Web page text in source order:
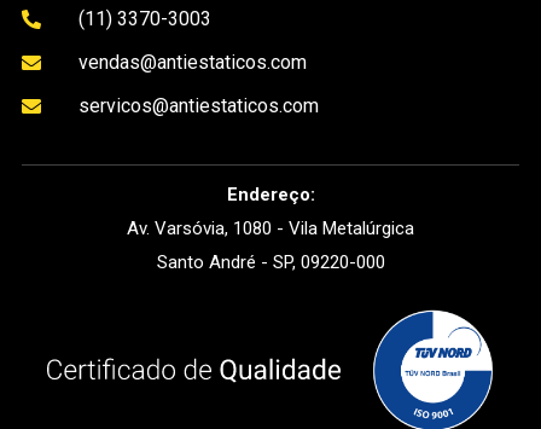
 (11) 3370-3003
 vendas@antiestaticos.com
 servicos@antiestaticos.com
Endereço:
Av. Varsóvia, 1080 - Vila Metalúrgica
Santo André - SP, 09220-000